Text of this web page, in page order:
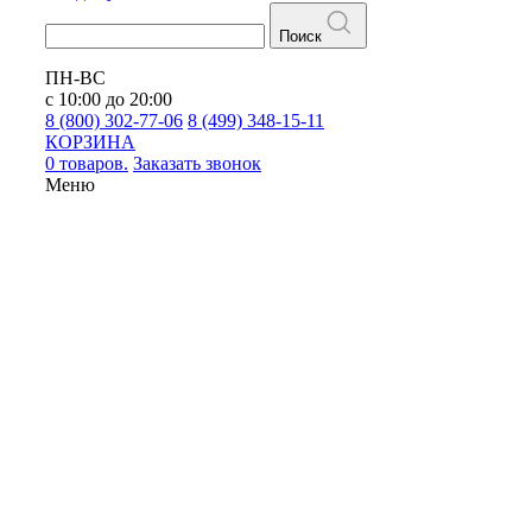
Поиск
ПН-ВС
с 10:00 до 20:00
8 (800) 302-77-06 8 (499) 348-15-11
КОРЗИНА
0 товаров. Заказать звонок
Меню